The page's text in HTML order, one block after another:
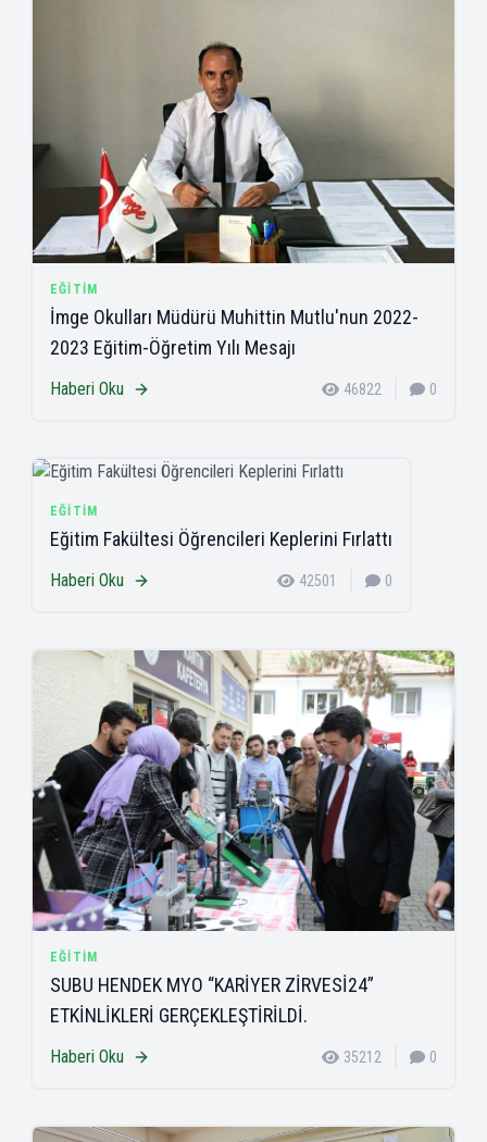
EĞITIM
İmge Okulları Müdürü Muhittin Mutlu'nun 2022-
2023 Eğitim-Öğretim Yılı Mesajı
Haberi Oku 46822 0
EĞITIM
Eğitim Fakültesi Öğrencileri Keplerini Fırlattı
Haberi Oku 42501 0
EĞITIM
SUBU HENDEK MYO “KARİYER ZİRVESİ24”
ETKİNLİKLERİ GERÇEKLEŞTİRİLDİ.
Haberi Oku 35212 0